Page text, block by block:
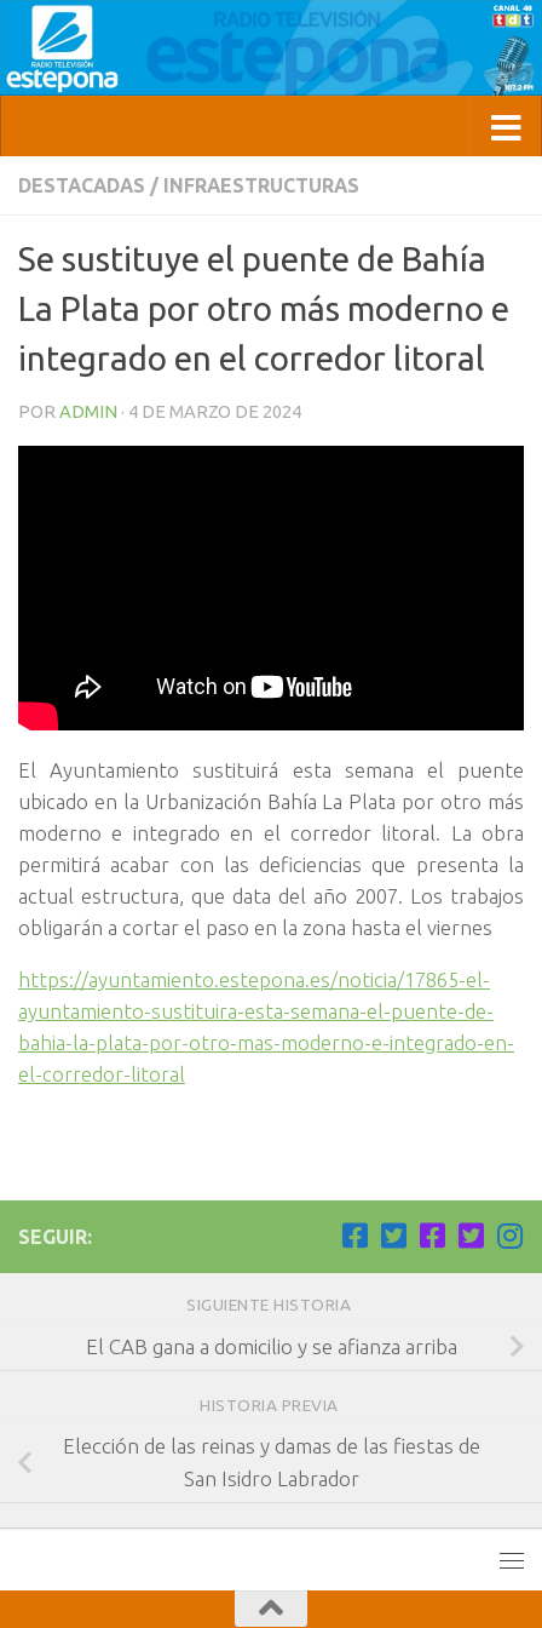
DESTACADAS / INFRAESTRUCTURAS
Se sustituye el puente de Bahía
La Plata por otro más moderno e
integrado en el corredor litoral
POR ADMIN · 4 DE MARZO DE 2024
El Ayuntamiento sustituirá esta semana el puente
ubicado en la Urbanización Bahía La Plata por otro más
moderno e integrado en el corredor litoral. La obra
permitirá acabar con las deficiencias que presenta la
actual estructura, que data del año 2007. Los trabajos
obligarán a cortar el paso en la zona hasta el viernes
https://ayuntamiento.estepona.es/noticia/17865-el-
ayuntamiento-sustituira-esta-semana-el-puente-de-
bahia-la-plata-por-otro-mas-moderno-e-integrado-en-
el-corredor-litoral
SEGUIR:
SIGUIENTE HISTORIA
El CAB gana a domicilio y se afianza arriba
HISTORIA PREVIA
Elección de las reinas y damas de las fiestas de
San Isidro Labrador